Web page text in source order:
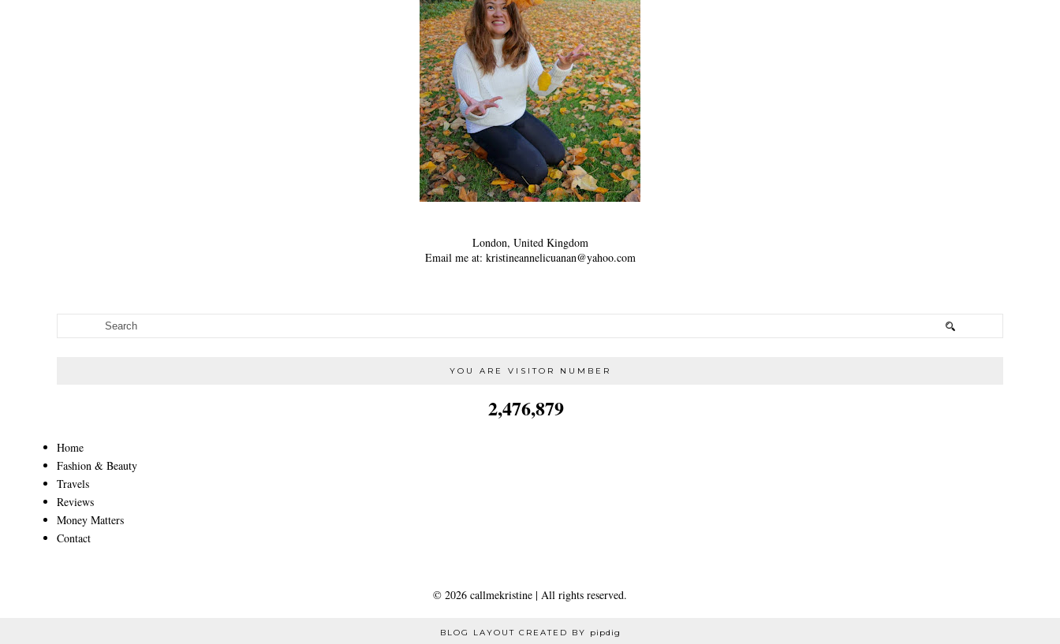
London, United Kingdom
Email me at: kristineannelicuanan@yahoo.com
YOU ARE VISITOR NUMBER
2,476,879
Home
Fashion & Beauty
Travels
Reviews
Money Matters
Contact
© 2026 callmekristine | All rights reserved.
BLOG LAYOUT CREATED BY pipdig